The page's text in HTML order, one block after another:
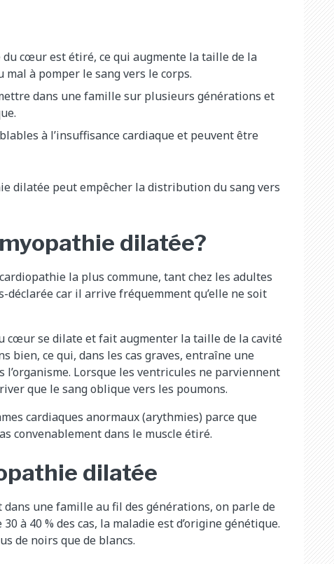
cœur est étiré, ce qui augmente la taille de la
à pomper le sang vers le corps.
dans une famille sur plusieurs générations et
à l’insuffisance cardiaque et peuvent être
dilatée peut empêcher la distribution du sang vers
dilatée?
la plus commune, tant chez les adultes
car il arrive fréquemment qu’elle ne soit
cœur se dilate et fait augmenter la taille de la cavité
bien, ce qui, dans les cas graves, entraîne une
Lorsque les ventricules ne parviennent
que le sang oblique vers les poumons.
cardiaques anormaux (arythmies) parce que
convenablement dans le muscle étiré.
dilatée
une famille au fil des générations, on parle de
à 40 % des cas, la maladie est d’origine génétique.
de noirs que de blancs.